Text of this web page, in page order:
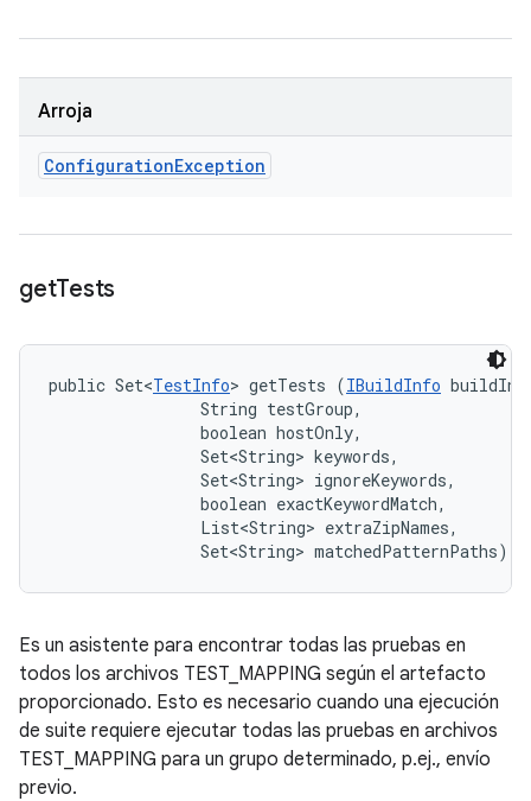
Arroja
ConfigurationException
getTests
public Set<TestInfo> getTests (IBuildInfo
                String testGroup,
                boolean hostOnly,
                Set<String> keywords,
                Set<String> ignoreKeywords,
                boolean exactKeywordMatch,
                List<String> extraZipNames,
                Set<String> matchedPatternPaths)
Es un asistente para encontrar todas las pruebas en
todos los archivos TEST_MAPPING según el artefacto
proporcionado. Esto es necesario cuando una ejecución
de suite requiere ejecutar todas las pruebas en archivos
TEST_MAPPING para un grupo determinado, p.ej., envío
previo.